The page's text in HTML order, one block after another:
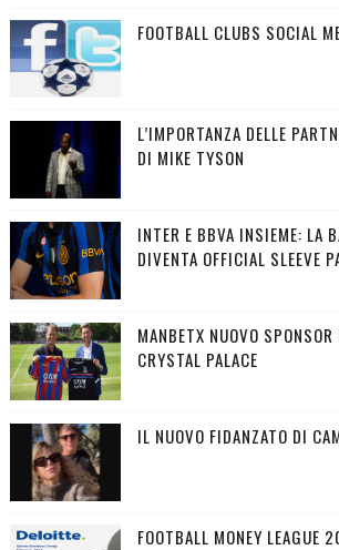
FOOTBALL CLUBS SOCIAL
L’IMPORTANZA DELLE
DI MIKE TYSON
INTER E BBVA INSIEME: LA
DIVENTA OFFICIAL SLEEVE
MANBETX NUOVO
CRYSTAL PALACE
IL NUOVO FIDANZATO DI
FOOTBALL MONEY LEAGUE